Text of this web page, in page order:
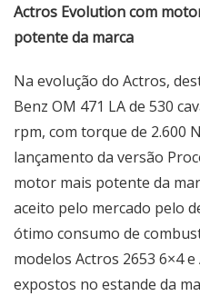
Actros Evolution com
potente da marca
Na evolução do Actros,
Benz OM 471 LA de 530
rpm, com torque de 2.600
lançamento da versão
motor mais potente da
aceito pelo mercado pelo
ótimo consumo de
modelos Actros 2653 6×4
expostos no estande da